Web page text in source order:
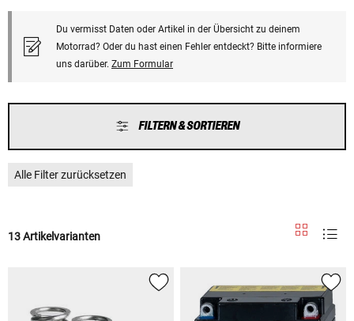
Du vermisst Daten oder Artikel in der Übersicht zu deinem
Motorrad? Oder du hast einen Fehler entdeckt? Bitte informiere
uns darüber. Zum Formular
FILTERN & SORTIEREN
Alle Filter zurücksetzen
13 Artikelvarianten